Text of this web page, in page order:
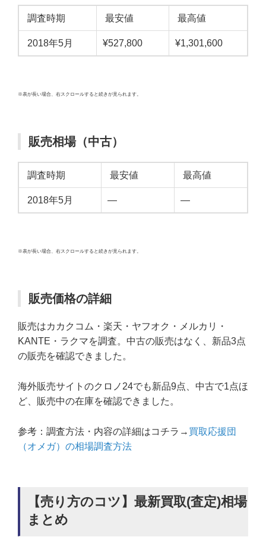
調査時期 最安値 最高値
2018年5月 ¥527,800 ¥1,301,600
※表が長い場合、右スクロールすると続きが見られます。
販売相場（中古）
調査時期 最安値 最高値
2018年5月 — —
※表が長い場合、右スクロールすると続きが見られます。
販売価格の詳細
販売はカカクコム・楽天・ヤフオク・メルカリ・
KANTE・ラクマを調査。中古の販売はなく、新品3点
の販売を確認できました。
海外販売サイトのクロノ24でも新品9点、中古で1点ほ
ど、販売中の在庫を確認できました。
参考：調査方法・内容の詳細はコチラ→ 買取応援団
（オメガ）の相場調査方法
【売り方のコツ】最新買取(査定)相場
まとめ